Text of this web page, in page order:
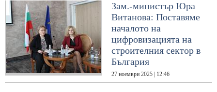
Зам.-министър Юра
Витанова: Поставяме
началото на
цифровизацията на
строителния сектор в
България
27 ноември 2025 | 12:46